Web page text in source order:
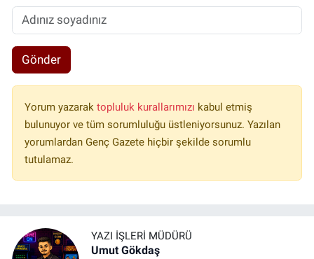
Gönder
Yorum yazarak topluluk kurallarımızı kabul etmiş
bulunuyor ve tüm sorumluluğu üstleniyorsunuz. Yazılan
yorumlardan Genç Gazete hiçbir şekilde sorumlu
tutulamaz.
YAZI İŞLERI MÜDÜRÜ
Umut Gökdaş